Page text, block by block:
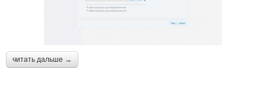
читать дальше →